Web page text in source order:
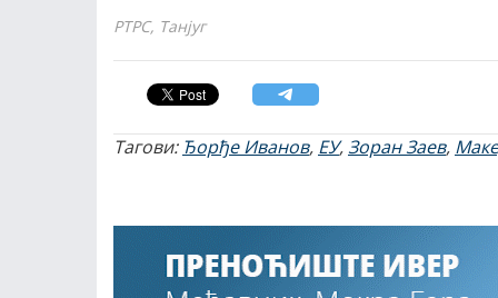
РТРС, Танјуг
Тагови: Ђорђе Иванов, ЕУ,Зоран Заев,